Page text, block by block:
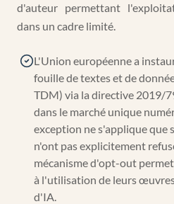
d'auteur permettant
dans un cadre limité.
L'Union européenne a
fouille de textes et de
TDM) via la directive 2019/
dans le marché unique
exception ne s'applique que
n'ont pas explicitement
mécanisme d'opt-out
à l'utilisation de leurs
d'IA.